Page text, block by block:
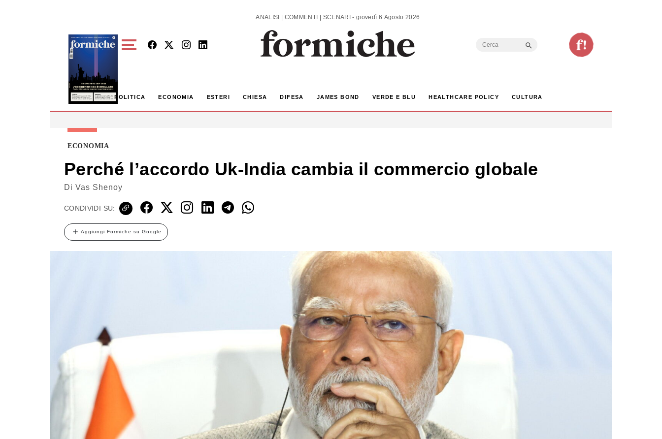
ANALISI | COMMENTI | SCENARI - giovedì 6 Agosto 2026
Search
POLITICA ECONOMIA ESTERI CHIESA DIFESA JAMES BOND VERDE E BLU HEALTHCARE POLICY CULTURA
ECONOMIA
Perché l’accordo Uk-India cambia il commercio globale
Di Vas Shenoy
CONDIVIDI SU:
Aggiungi Formiche su Google